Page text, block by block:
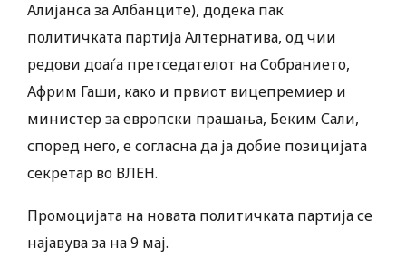
Алијанса за Албанците), додека пак
политичката партија Алтернатива, од чии
редови доаѓа претседателот на Собранието,
Африм Гаши, како и првиот вицепремиер и
министер за европски прашања, Беким Сали,
според него, е согласна да ја добие позицијата
секретар во ВЛЕН.
Промоцијата на новата политичката партија се
најавува за на 9 мај.